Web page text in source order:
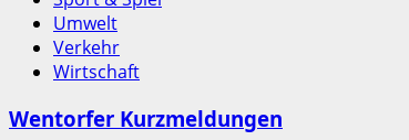
Umwelt
Verkehr
Wirtschaft
Wentorfer Kurzmeldungen